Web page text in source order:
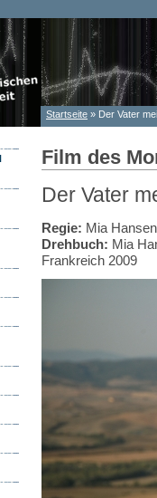
Sie sind hier
Startseite » Der Vater
Film des
Der Vater
Regie: Mia
Drehbuch: Mia
Frankreich 2009